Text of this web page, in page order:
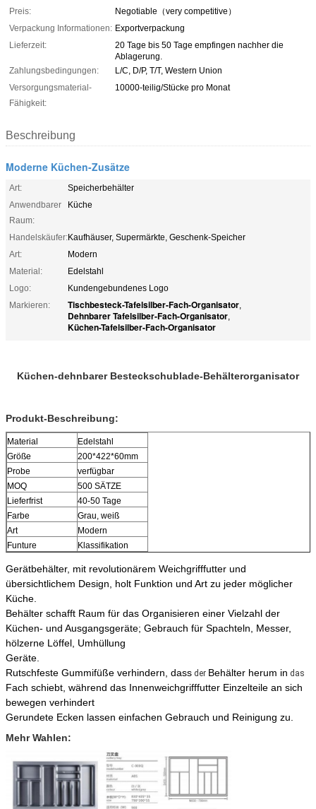
Preis:
Negotiable（very competitive）
Verpackung Informationen: Exportverpackung
Lieferzeit:
20 Tage bis 50 Tage empfingen nachher die
Ablagerung.
Zahlungsbedingungen:
L/C, D/P, T/T, Western Union
Versorgungsmaterial-
Fähigkeit:
10000-teilig/Stücke pro Monat
Beschreibung
Moderne Küchen-Zusätze
Art:
Speicherbehälter
Anwendbarer
Raum:
Küche
Handelskäufer:Kaufhäuser, Supermärkte, Geschenk-Speicher
Art:
Modern
Material:
Edelstahl
Logo:
Kundengebundenes Logo
Markieren:
Tischbesteck-Tafelsilber-Fach-Organisator,
Dehnbarer Tafelsilber-Fach-Organisator,
Küchen-Tafelsilber-Fach-Organisator
Küchen-dehnbarer Besteckschublade-Behälterorganisator
Produkt-Beschreibung:
Material
Edelstahl
Größe
200*422*60mm
Probe
verfügbar
MOQ
500 SÄTZE
Lieferfrist
40-50 Tage
Farbe
Grau, weiß
Art
Modern
Funture
Klassifikation
Gerätbehälter, mit revolutionärem Weichgrifffutter und
übersichtlichem Design, holt Funktion und Art zu jeder möglicher
Küche.
Behälter schafft Raum für das Organisieren einer Vielzahl der
Küchen- und Ausgangsgeräte; Gebrauch für Spachteln, Messer,
hölzerne Löffel, Umhüllung
Geräte.
Rutschfeste Gummifüße verhindern, dass der Behälter herum in
Fach schiebt, während das Innenweichgrifffutter Einzelteile an sich
bewegen verhindert
Gerundete Ecken lassen einfachen Gebrauch und Reinigung zu.
Mehr Wahlen: